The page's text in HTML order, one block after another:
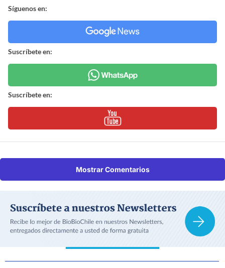
Síguenos en:
Suscríbete en:
Suscríbete en:
Mostrar Comentarios